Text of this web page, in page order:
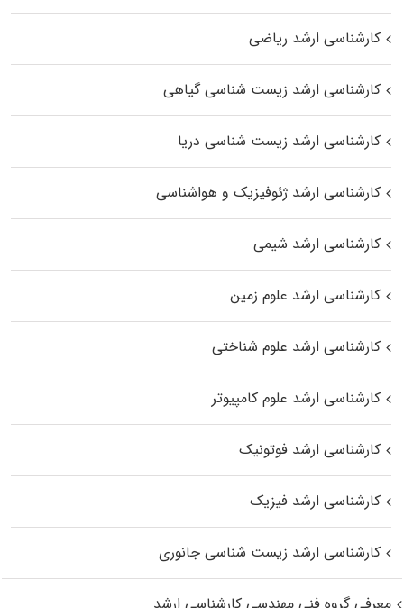
کارشناسی ارشد ریاضی
کارشناسی ارشد زیست‌ شناسی گیاهی
کارشناسی ارشد زیست‌ شناسی دریا
کارشناسی ارشد ژئوفیزیک و هواشناسی
کارشناسی ارشد شیمی
کارشناسی ارشد علوم زمین
کارشناسی ارشد علوم شناختی
کارشناسی ارشد علوم کامپیوتر
کارشناسی ارشد فوتونیک
کارشناسی ارشد فیزیک
کارشناسی ارشد زیست‌ شناسی جانوری